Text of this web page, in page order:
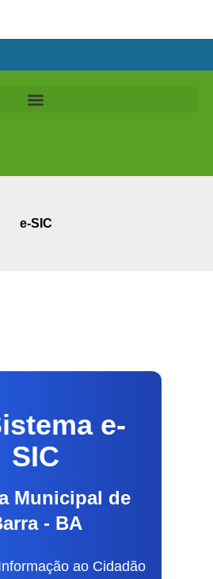
e-SIC
e-
SIC
Municipal de
- BA
ao Cidadão